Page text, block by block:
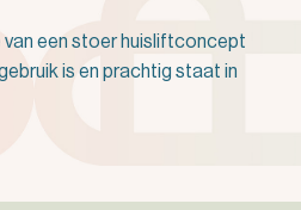
een stoer huisliftconcept
is en prachtig staat in